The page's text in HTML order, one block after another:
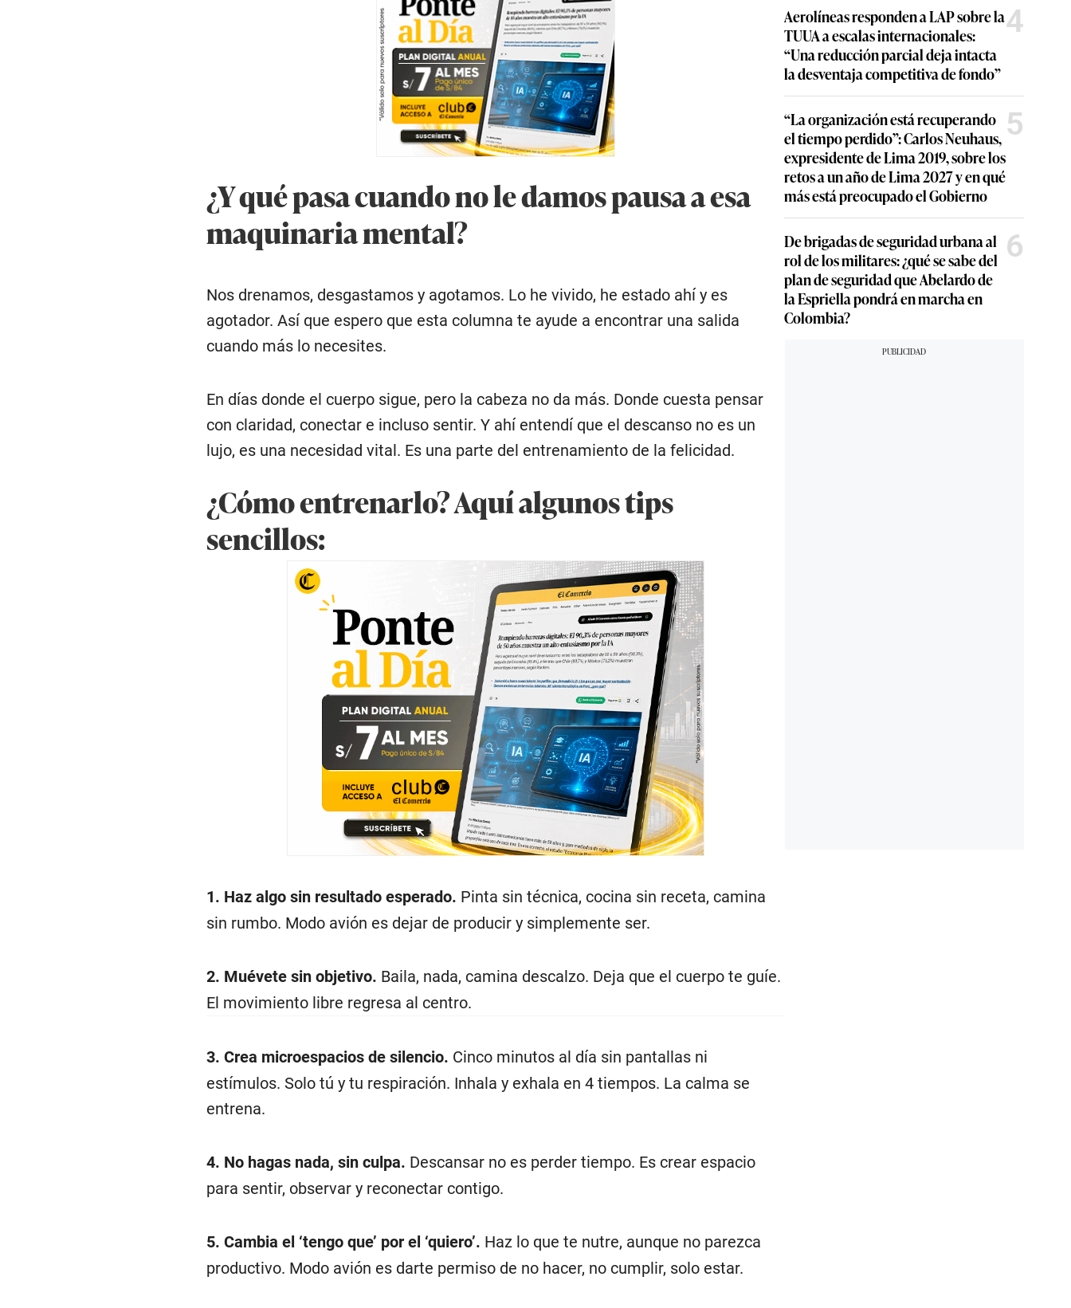
¿Y qué pasa cuando no le damos pausa a esa
maquinaria mental?
Nos drenamos, desgastamos y agotamos. Lo he vivido, he estado ahí y es
agotador. Así que espero que esta columna te ayude a encontrar una salida
cuando más lo necesites.
En días donde el cuerpo sigue, pero la cabeza no da más. Donde cuesta pensar
con claridad, conectar e incluso sentir. Y ahí entendí que el descanso no es un
lujo, es una necesidad vital. Es una parte del entrenamiento de la felicidad.
¿Cómo entrenarlo? Aquí algunos tips
sencillos:
1. Haz algo sin resultado esperado. Pinta sin técnica, cocina sin receta, camina
sin rumbo. Modo avión es dejar de producir y simplemente ser.
2. Muévete sin objetivo. Baila, nada, camina descalzo. Deja que el cuerpo te guíe.
El movimiento libre regresa al centro.
3. Crea microespacios de silencio. Cinco minutos al día sin pantallas ni
estímulos. Solo tú y tu respiración. Inhala y exhala en 4 tiempos. La calma se
entrena.
4. No hagas nada, sin culpa. Descansar no es perder tiempo. Es crear espacio
para sentir, observar y reconectar contigo.
5. Cambia el ‘tengo que’ por el ‘quiero’. Haz lo que te nutre, aunque no parezca
productivo. Modo avión es darte permiso de no hacer, no cumplir, solo estar.
Aerolíneas responden a LAP sobre la
TUUA a escalas internacionales:
“Una reducción parcial deja intacta
la desventaja competitiva de fondo”
4
“La organización está recuperando
el tiempo perdido”: Carlos Neuhaus,
expresidente de Lima 2019, sobre los
retos a un año de Lima 2027 y en qué
más está preocupado el Gobierno
5
De brigadas de seguridad urbana al
rol de los militares: ¿qué se sabe del
plan de seguridad que Abelardo de
la Espriella pondrá en marcha en
Colombia?
6